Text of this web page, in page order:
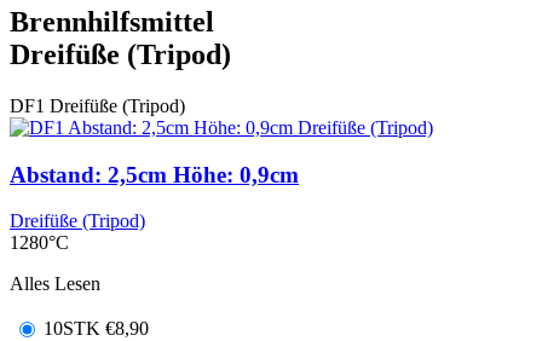
Brennhilfsmittel
Dreifüße (Tripod)
DF1 Dreifüße (Tripod)
Abstand: 2,5cm Höhe: 0,9cm
Dreifüße (Tripod)
1280°C
Alles Lesen
10STK €8,90